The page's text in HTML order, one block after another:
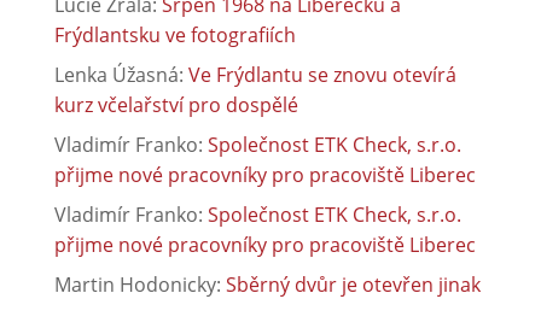
Frýdlantsku ve fotografiích
Lenka Úžasná: Ve Frýdlantu se znovu otevírá
kurz včelařství pro dospělé
Vladimír Franko: Společnost ETK Check, s.r.o.
přijme nové pracovníky pro pracoviště Liberec
Vladimír Franko: Společnost ETK Check, s.r.o.
přijme nové pracovníky pro pracoviště Liberec
Martin Hodonicky: Sběrný dvůr je otevřen jinak